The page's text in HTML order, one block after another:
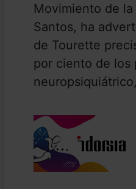
Movimiento de
Santos, ha
de Tourette
por ciento de los